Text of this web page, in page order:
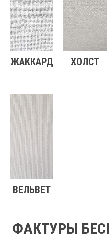
ЖАККАРД ХОЛСТ
ВЕЛЬВЕТ
ФАКТУРЫ